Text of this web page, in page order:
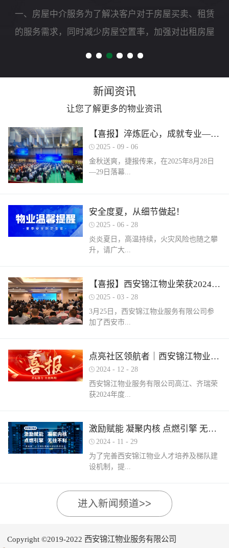
一、房屋中介服务为了解决客户对于房屋买卖、租赁
的服务需求，同时减少房屋空置率，加强对出租房屋
自助洗车服务随着...
新闻资讯
让您了解更多的物业资讯
【喜报】淬炼匠心，成就专业——西安锦江物业在“锦天物业杯”技能竞赛中斩获佳绩
2025 - 09 - 06
金秋送爽，捷报传来，在2025年8月28日
—29日落幕...
业职业技能竞赛中， 西安锦江物业服务有
限公司的选手们表现卓越，凭借扎实的理
论知识、精湛的操作技能和临危不乱的现
场发挥，在物业管理师、电工、消防设施
市住房和城乡建设局指导、市物业管理行
业协会主办，是全市物业管理行业一年一
度规格最高、水平最强、影响最广的职业
技能盛会。本次竞赛，共有来自全市60余
家物业企业的1300余名物业从业人员参
梦长安 精技赋能未来”，全面夯实行业人
才基础。参赛环节西安锦江物业作为西安
织并参与协会各项赛事，均取得傲人的成
绩。今年为了锻炼队伍，搭建更广阔的成
下的重要知识点串讲和一轮轮的复习备
考，比赛中，选手们沉着冷静，基本发挥
出了各自领域应有的实力。最终，三个工
种共计取得了二等奖1名，三等奖3名，优
的问题及知识盲区，公司人力行政部及品
质部快速反应，第一时间组织各工种开展
内部专项培训，进行系统化的梳理和总
经验和答题技巧进行转化分享，对标竞赛
安全度夏，从细节做起！
2025 - 06 - 28
炎炎夏日，高温持续，火灾风险也随之攀
升，请广大...
业主做好夏季安全防范工作。风险在于防
范，平安才是幸福！西安锦江物业提醒
夏季高温，引发火灾事故占比较高，空
调、冰箱、电风扇等大功率电器的使用频
中要通风、散热，防止温度过高引发火
灾。空调、电风扇等电器设备不宜长时间
使用，离人时应及时关闭电源。电动车应
在室外专用充电桩充电，不得在室内、走
充电，切勿长时间充电，勿飞线充电。汽
车内严禁放置打火机、罐装喷剂、香水、
移动电源等易燃易爆物品，定期检测更换
车载灭火器，定期对车辆维护保养。不要
躺在床上、沙发上吸烟，烟头要及时放到
可燃物品。 使用电蚊香时应注意用电安
全，用完及时断开电源，防止因长期通电
“干烧”引发火灾。在发热的电蚊拍附近不
露水后不要立即靠近明火、也不要在高温
【喜报】西安锦江物业荣获2024年度优秀单位、全市技能竞赛优秀个人及优秀组织单位多项荣誉
2025 - 03 - 28
3月25日，西安锦江物业服务有限公司参
加了西安市...
物业管理行业协会组织召开的第三届会员
（代表）大会第四次全体会议暨物业高质
员单位及“安居物业杯”西安市物业管理行
业职业技能竞赛优秀个人及优秀组织单位
获“全市技能竞赛优秀组织奖”西安锦江物
业曹林、张小刚、郭小龙荣获技能竞赛“一
等奖”西安锦江物业张国刚、谷展荣获技能
竞赛“二等奖”西安锦江物业惠张瑜、张盼
兵、潘保民、毛亚、李强、贺鑫磊、李国
刚、岳程妮等人分别荣获技能竞赛“优秀
奖”。在这个追求卓越服务的时代，西安锦
升整个团队的专业水平和服务质量，西安
点亮社区领航者｜西安锦江物业高江、齐瑞获得“优秀项目经理”荣誉称号
2024 - 12 - 28
西安锦江物业服务有限公司高江、齐瑞荣
获2024年度...
陕西省物业管理协会“优秀项目经理”称
号。岁末回首，总结成绩，表彰优秀，
会召开盛会，表彰这一年在物业管理行业
的广阔舞台上绽放出熠熠光辉的精英
1A期 项目经理 齐瑞高江、齐瑞是西安锦
江物业诸多优秀项目经理的缩影，他们代
表着西安锦江物业团结奋进、诚信奉献、
奖是荣誉也是动力，西安锦江物业将以他
们作为榜样领航，激励全体员工砥砺奋
激励赋能 凝聚内核 点燃引擎 无往不利
2024 - 11 - 29
为了完善西安锦江物业人才培养及梯队建
设机制，提...
高物业服务水平和服务质量，有目的、有
计划的进行人才储备及培育，大力培养核
江物业组织开展以“激励赋能 凝聚内核 点
进入新闻频道>>
Copyright ©2019-2022 西安锦江物业服务有限公司